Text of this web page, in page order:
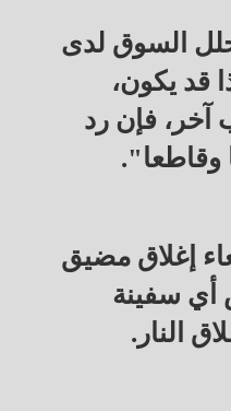
السوق لدى
قد يكون،
آخر، فإن رد
وقاطعا".
إغلاق مضيق
سفينة
النار.